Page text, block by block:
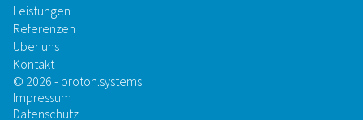
Leistungen
Referenzen
Über uns
Kontakt
© 2026 - proton.systems
Impressum
Datenschutz